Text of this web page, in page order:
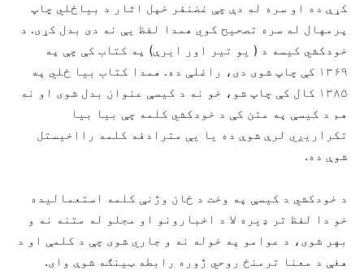
کړې ده او سره له دې چې غضنفر خپل اثار د بیاځلي چاپ
پرمهال له سره تصحیح کوي همدا لفظ یې نه دی بدل کړی. د
خودکشي کیسه د ( یو تیر اور ایرې) په کتاب کې چې په
۱۳۶۹ کې چاپ شوی دی، راغلې ده. همدا کتاب بیا ځلي په
۱۳۸۵ کال کې چاپ شو، خو نه د کیسې عنوان بدل شوی او نه
هم د کیسې په متن کې د خودکشي کلمه چې بیا بیا
تکراریږي لرې شوې ده یا یې مترادفه کلمه رااخیستل
شوې ده.
د خودکشي د کیسې په وخت د ځان وژنې کلمه استعمالیده
خو دا لفظ تر ډيره لا د اخبارونو او مجلو له متنه نه و
بهر شوی، د عوامو په خوله نه و جاري شوی چې د کلمې او د
هغې د معنا ترمنځ روحي ژوره رابطه ټینګه شوې وای.